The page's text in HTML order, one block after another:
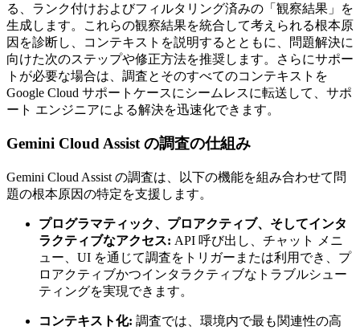
る、ランク付けおよびフィルタリング済みの「観察結果」を
生成します。これらの観察結果を統合して考えられる根本原
因を診断し、コンテキストを説明するとともに、問題解決に
向けた次のステップや修正方法を推奨します。さらにサポー
トが必要な場合は、調査とそのすべてのコンテキストを
Google Cloud サポートケースにシームレスに転送して、サポ
ート エンジニアによる解決を迅速化できます。
Gemini Cloud Assist の調査の仕組み
Gemini Cloud Assist の調査は、以下の機能を組み合わせて問
題の根本原因の特定を支援します。
プログラマティック、プロアクティブ、そしてインタ
ラクティブなアクセス: API 呼び出し、チャット メニ
ュー、UI を通じて調査をトリガーまたは利用でき、プ
ロアクティブかつインタラクティブなトラブルシュー
ティングを実現できます。
コンテキスト化: 調査では、環境内で最も関連性の高